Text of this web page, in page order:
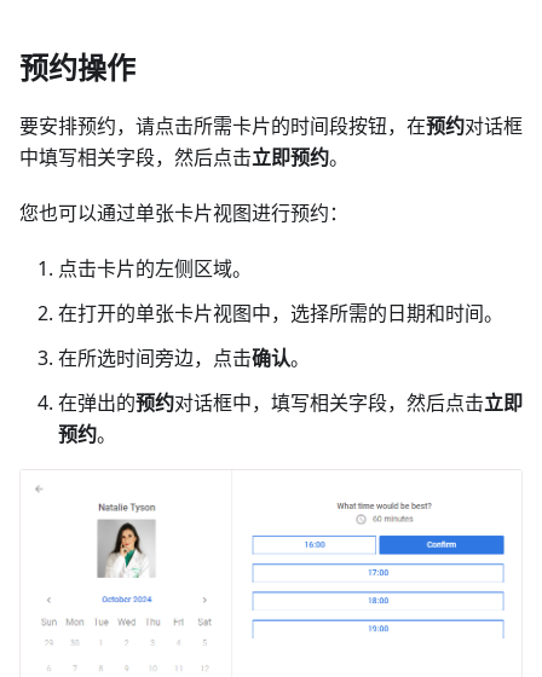
预约操作
要安排预约，请点击所需卡片的时间段按钮，在预约对话框
中填写相关字段，然后点击立即预约。
您也可以通过单张卡片视图进行预约：
点击卡片的左侧区域。
在打开的单张卡片视图中，选择所需的日期和时间。
在所选时间旁边，点击确认。
在弹出的预约对话框中，填写相关字段，然后点击立即
预约。